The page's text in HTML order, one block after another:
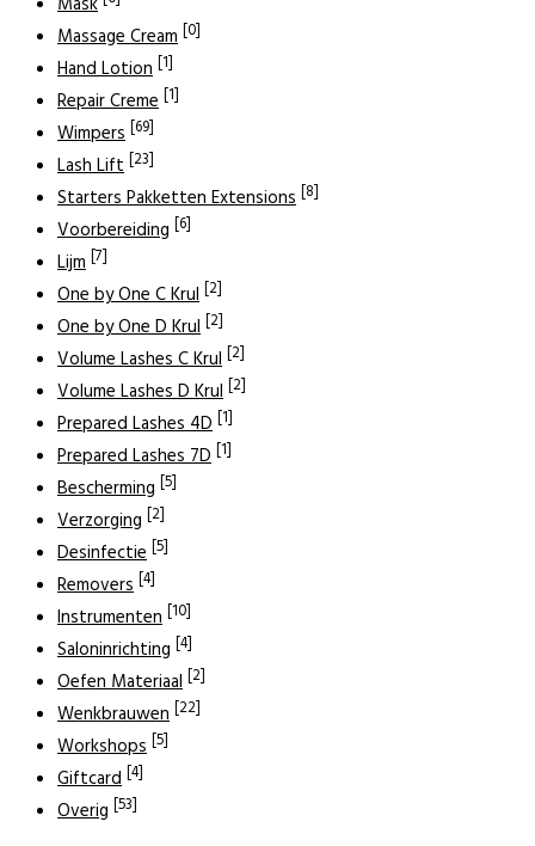
Massage Cream [0]
Hand Lotion [1]
Repair Creme [1]
Wimpers [69]
Lash Lift [23]
Starters Pakketten Extensions [8]
Voorbereiding [6]
Lijm [7]
One by One C Krul [2]
One by One D Krul [2]
Volume Lashes C Krul [2]
Volume Lashes D Krul [2]
Prepared Lashes 4D [1]
Prepared Lashes 7D [1]
Bescherming [5]
Verzorging [2]
Desinfectie [5]
Removers [4]
Instrumenten [10]
Saloninrichting [4]
Oefen Materiaal [2]
Wenkbrauwen [22]
Workshops [5]
Giftcard [4]
Overig [53]